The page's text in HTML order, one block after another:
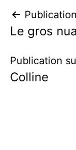
de
l’article
Le gros
Publication
Colline